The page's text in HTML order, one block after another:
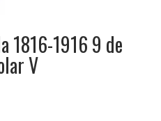
1816-1916 9 de
V